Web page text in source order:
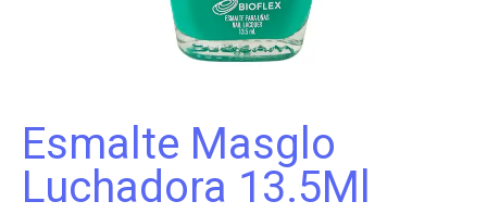
Esmalte Masglo
Luchadora 13.5Ml